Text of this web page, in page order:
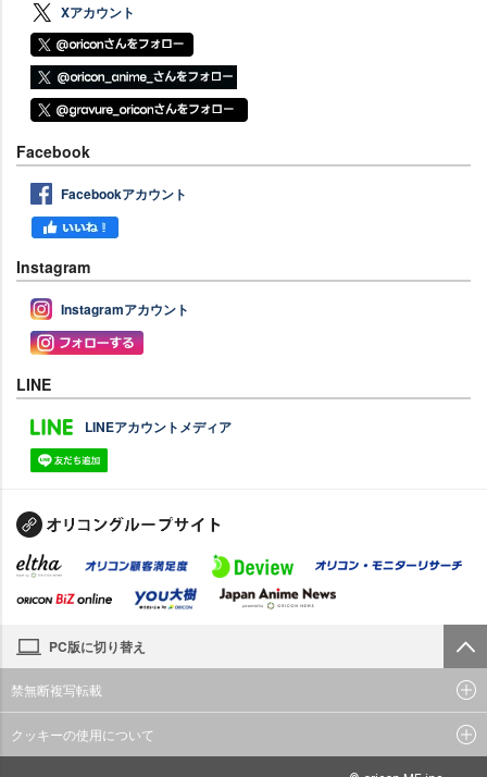
Xアカウント
Facebook
Facebookアカウント
Instagram
Instagramアカウント
LINE
LINEアカウントメディア
PC版に切り替え
禁無断複写転載
クッキーの使用について